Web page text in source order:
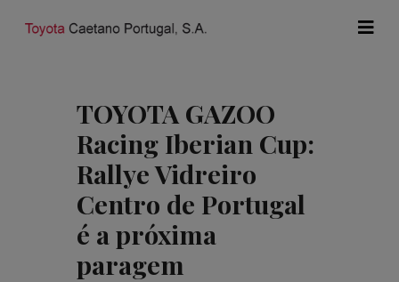
TOYOTA GAZOO
Racing Iberian Cup:
Rallye Vidreiro
Centro de Portugal
é a próxima
paragem